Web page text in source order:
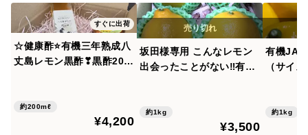
すぐに出荷
☆健康酢⭐有機三年熟成八
丈島レモン黒酢❣黒酢200
約200mℓ
¥4,200
坂田様専用 こんなレモン
出会ったことがない‼️有機
剤不使用・ノーワックス・
東京都GAP取得！
約1kg
¥3,500
有機JAS
（サイ
約1kg